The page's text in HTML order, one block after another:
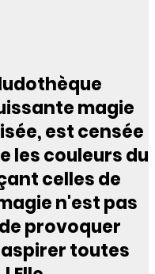
magie
est censée
les couleurs du
celles de
n'est pas
provoquer
toutes